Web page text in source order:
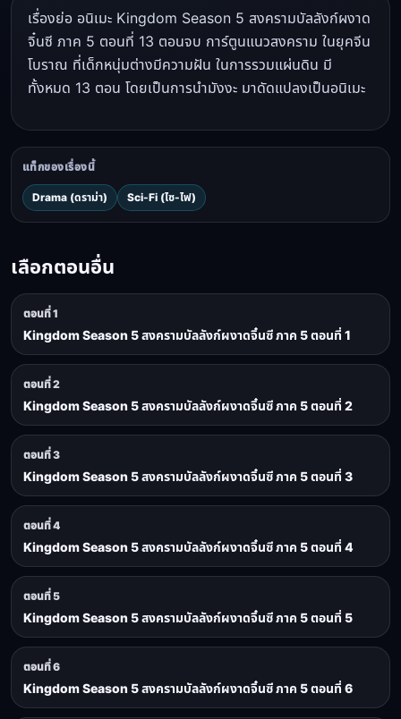
เรื่องย่อ อนิเมะ Kingdom Season 5 สงครามบัลลังก์ผงาด
จิ๋นซี ภาค 5 ตอนที่ 13 ตอนจบ การ์ตูนแนวสงคราม ในยุคจีน
โบราณ ที่เด็กหนุ่มต่างมีความฝัน ในการรวมแผ่นดิน มี
ทั้งหมด 13 ตอน โดยเป็นการนำมังงะ มาดัดแปลงเป็นอนิเมะ
แท็กของเรื่องนี้
Drama (ดราม่า) Sci-Fi (ไซ-ไฟ)
เลือกตอนอื่น
ตอนที่ 1
Kingdom Season 5 สงครามบัลลังก์ผงาดจิ๋นซี ภาค 5 ตอนที่ 1
ตอนที่ 2
Kingdom Season 5 สงครามบัลลังก์ผงาดจิ๋นซี ภาค 5 ตอนที่ 2
ตอนที่ 3
Kingdom Season 5 สงครามบัลลังก์ผงาดจิ๋นซี ภาค 5 ตอนที่ 3
ตอนที่ 4
Kingdom Season 5 สงครามบัลลังก์ผงาดจิ๋นซี ภาค 5 ตอนที่ 4
ตอนที่ 5
Kingdom Season 5 สงครามบัลลังก์ผงาดจิ๋นซี ภาค 5 ตอนที่ 5
ตอนที่ 6
Kingdom Season 5 สงครามบัลลังก์ผงาดจิ๋นซี ภาค 5 ตอนที่ 6